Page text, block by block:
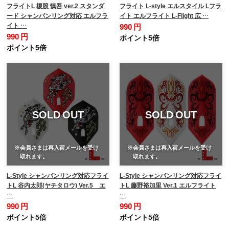
フライトL 榎股 慎吾 ver.2 スタンダ
ード シャンパンリング対応 エルフラ
イト …
990 円
ポイント5倍
フライト L-style エルスタイル Lフラ
イト エルフライト L-Flight 広 …
990 円
ポイント5倍
SOLD OUT
※会員さまは再入荷メールを受け
取れます。
L-Style シャンパンリング対応フライ
トL 谷内太郎(ヤチタロウ) Ver.5 エ
…
990 円
ポイント5倍
SOLD OUT
※会員さまは再入荷メールを受け
取れます。
L-Style シャンパンリング対応フライ
トL 藤野裕加里 Ver.1 エルフライト
…
990 円
ポイント5倍